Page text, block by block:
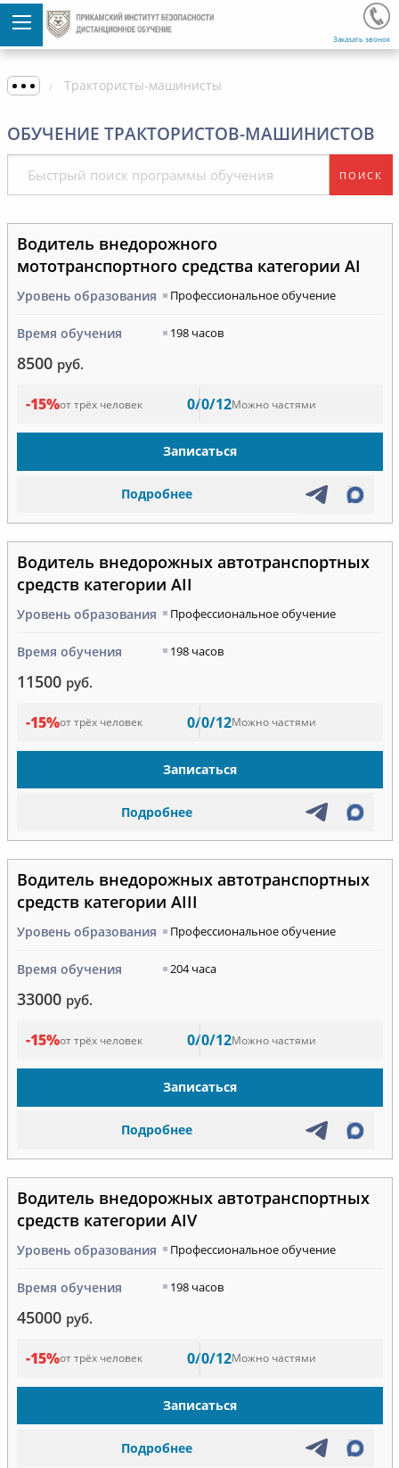
Заказать звонок
Трактористы-машинисты
ОБУЧЕНИЕ ТРАКТОРИСТОВ-МАШИНИСТОВ
ПОИСК
Водитель внедорожного
мототранспортного средства категории AI
Уровень образования Профессиональное обучение
Время обучения 198 часов
8500 руб.
-15%от трёх человек 0/0/12Можно частями
Записаться
Подробнее
Водитель внедорожных автотранспортных
средств категории AII
Уровень образования Профессиональное обучение
Время обучения 198 часов
11500 руб.
-15%от трёх человек 0/0/12Можно частями
Записаться
Подробнее
Водитель внедорожных автотранспортных
средств категории AIII
Уровень образования Профессиональное обучение
Время обучения 204 часа
33000 руб.
-15%от трёх человек 0/0/12Можно частями
Записаться
Подробнее
Водитель внедорожных автотранспортных
средств категории AIV
Уровень образования Профессиональное обучение
Время обучения 198 часов
45000 руб.
-15%от трёх человек 0/0/12Можно частями
Записаться
Подробнее